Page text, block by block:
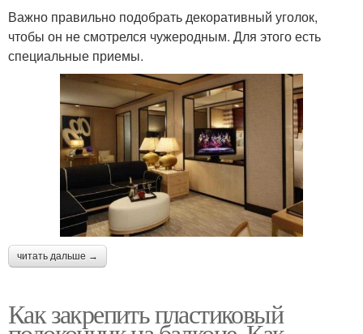
Важно правильно подобрать декоративный уголок,
чтобы он не смотрелся чужеродным. Для этого есть
специальные приемы.
читать дальше →
Как закрепить пластиковый